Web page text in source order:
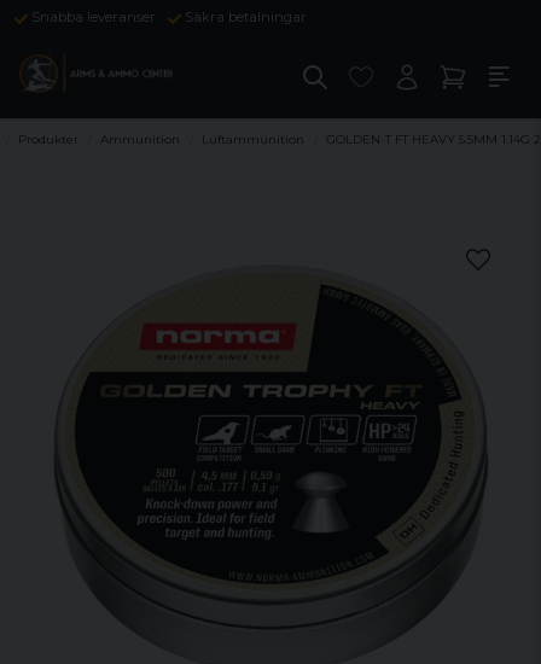
Snabba leveranser Säkra betalningar
Produkter Ammunition Luftammunition GOLDEN-T FT HEAVY 5.5MM 1.14G